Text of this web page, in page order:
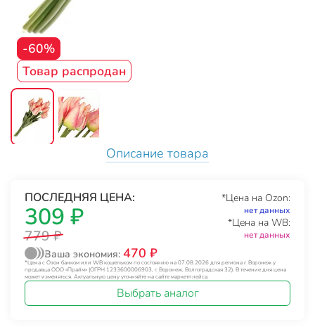
-60%
Товар распродан
Описание товара
ПОСЛЕДНЯЯ ЦЕНА:
309 ₽
779 ₽
*Цена на Ozon:
нет данных
*Цена на WB:
нет данных
Ваша экономия: 470 ₽
*Цена с Озон банком или WB кошельком по состоянию на 07.08.2026 для региона г. Воронеж у
продавца ООО «Прайм» (ОГРН 1233600006903, г. Воронеж, Волгоградская 32). В течение дня цена
может изменяться. Актуальную цену уточняйте на сайте маркетплейса.
Выбрать аналог